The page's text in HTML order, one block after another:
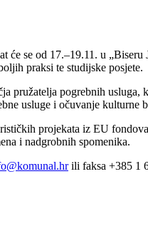
će se od 17.–19.11. u
praksi te studijske posjete.
pružatelja pogrebnih
usluge i očuvanje kulturne
projekata iz EU
i nadgrobnih spomenika.
ili faksa +385 1